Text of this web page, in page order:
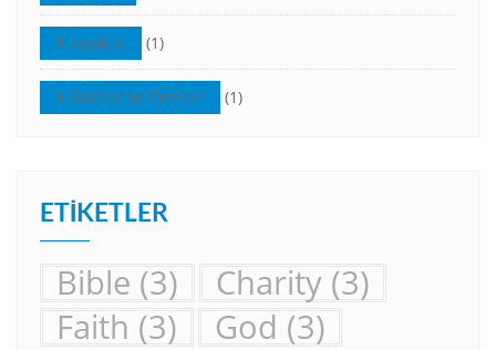
Tanıklık (1)
Vaazlar ve Dersler (1)
ETIKETLER
Bible (3) Charity (3)
Faith (3) God (3)